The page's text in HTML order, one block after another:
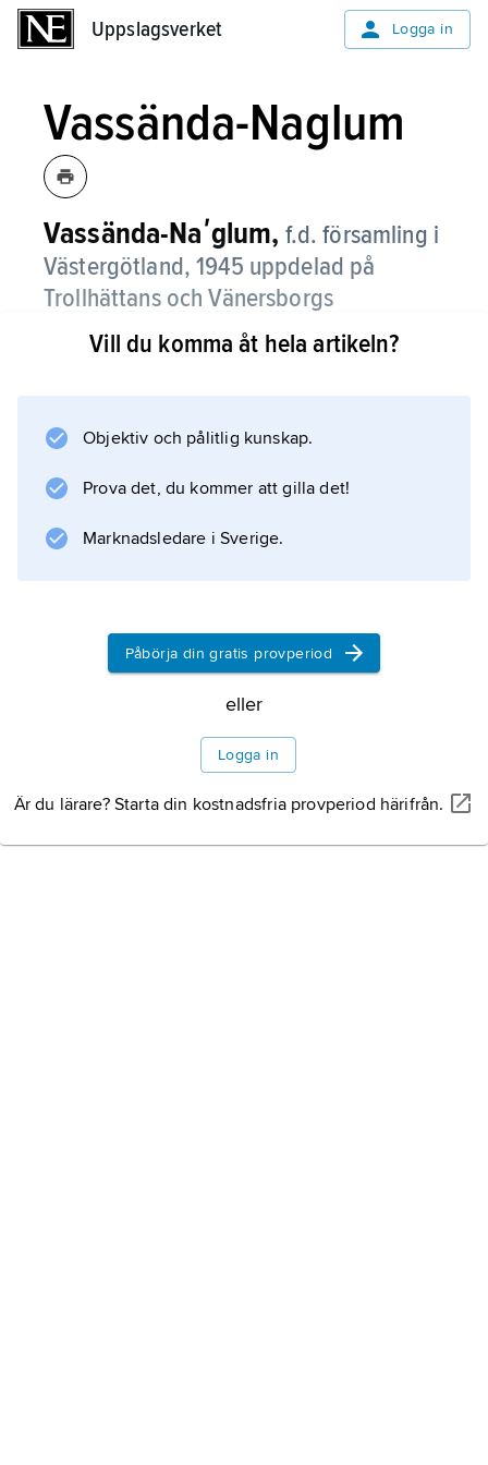
Uppslagsverket Logga in
Vassända-Naglum
Vassända-Naʹglum, f.d. församling i
Västergötland, 1945 uppdelad på
Trollhättans och Vänersborgs
församlingar.
Naglums medeltida stenkyrkor, vilka revs.
1950; Naglums kyrkoruin utgrävdes och
konserverades 1943.
Information om artikeln
Vill du komma åt hela artikeln?
Objektiv och pålitlig kunskap.
Prova det, du kommer att gilla det!
Marknadsledare i Sverige.
Påbörja din gratis provperiod
eller
Logga in
Är du lärare? Starta din kostnadsfria provperiod härifrån.